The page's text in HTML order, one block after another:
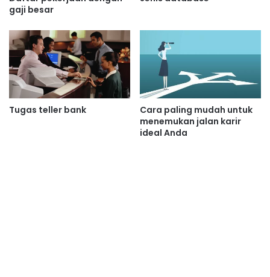
gaji besar
Tugas teller bank
Cara paling mudah untuk
menemukan jalan karir
ideal Anda